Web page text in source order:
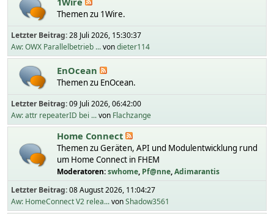
Themen zu 1Wire.
Letzter Beitrag:28 Juli 2026, 15:30:37
Aw: OWX Parallelbetrieb ...vondieter114
EnOcean
Themen zu EnOcean.
Letzter Beitrag:09 Juli 2026, 06:42:00
Aw: attr repeaterID bei ...von Flachzange
Home Connect
Themen zu Geräten, API und Modulentwicklung rund
um Home Connect in FHEM
Moderatoren:swhome, Pf@nne,Adimarantis
Letzter Beitrag:08 August 2026, 11:04:27
Aw: HomeConnect V2 relea...vonShadow3561